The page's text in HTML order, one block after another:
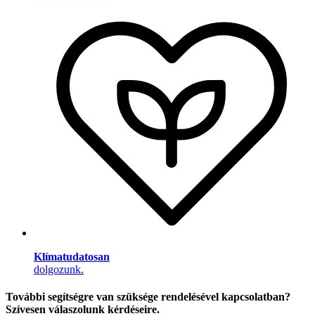
Klímatudatosan
dolgozunk.
További segítségre van szüksége rendelésével kapcsolatban?
Szívesen válaszolunk kérdéseire.